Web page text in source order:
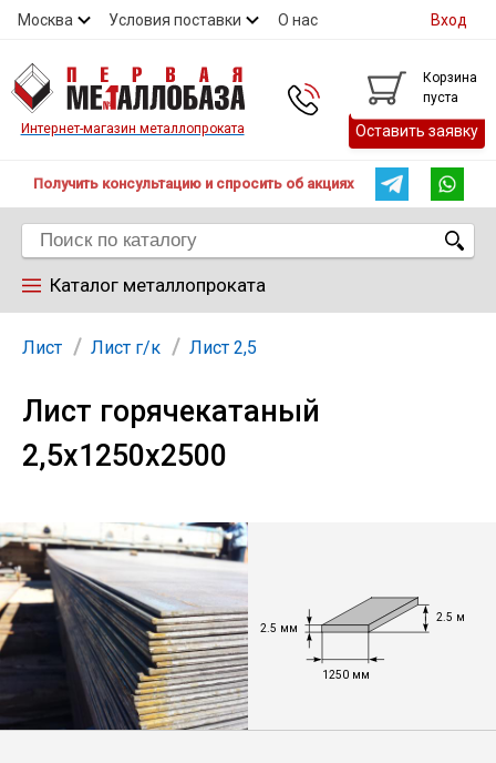
Москва Условия поставки О нас
Контакты
Вход
Интернет-магазин металлопроката
Корзина
пуста
Оставить заявку
Получить консультацию и спросить об акциях
Каталог металлопроката
Арматура
Труба
Уголок
Балка
Полоса
Лист Лист г/к Лист 2,5
Лист горячекатаный
2,5х1250х2500
2.5 мм
2.5 м
1250 мм